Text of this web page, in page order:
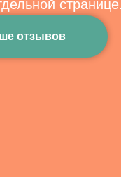
странице.
отзывов